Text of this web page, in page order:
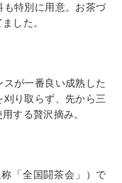
も特別に用意。お茶づ
した。
が一番良い成熟した
り取らず、先から三
する贅沢摘み。
「全国闘茶会」）で